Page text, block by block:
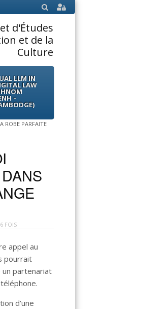
SEARCH
d'Études
et de la
Culture
LLM IN
LAW
–
ROBE PARFAITE
FOIS
appel au
pourrait
partenariat
d’une